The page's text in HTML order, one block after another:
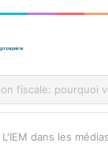
L'IEM dans les médias